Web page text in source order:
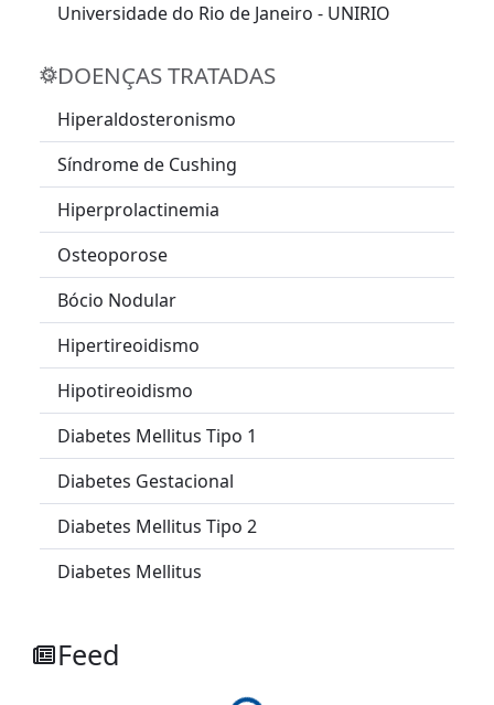
Universidade do Rio de Janeiro - UNIRIO
DOENÇAS TRATADAS
Hiperaldosteronismo
Síndrome de Cushing
Hiperprolactinemia
Osteoporose
Bócio Nodular
Hipertireoidismo
Hipotireoidismo
Diabetes Mellitus Tipo 1
Diabetes Gestacional
Diabetes Mellitus Tipo 2
Diabetes Mellitus
Feed Loading...